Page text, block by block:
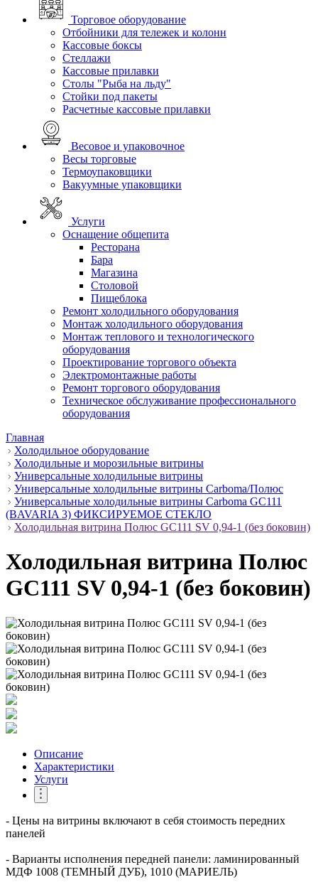
Торговое оборудование
Отбойники для тележек и колонн
Кассовые боксы
Стеллажи
Кассовые прилавки
Столы "Рыба на льду"
Стойки под пакеты
Расчетные кассовые прилавки
Весовое и упаковочное
Весы торговые
Термоупаковщики
Вакуумные упаковщики
Услуги
Оснащение общепита
Ресторана
Бара
Магазина
Столовой
Пищеблока
Ремонт холодильного оборудования
Монтаж холодильного оборудования
Монтаж теплового и технологического
оборудования
Проектирование торгового объекта
Электромонтажные работы
Ремонт торгового оборудования
Техническое обслуживание профессионального
оборудования
Главная
Холодильное оборудование
Холодильные и морозильные витрины
Универсальные холодильные витрины
Универсальные холодильные витрины Carboma/Полюс
Универсальные холодильные витрины Carboma GC111
(BAVARIA 3) ФИКСИРУЕМОЕ СТЕКЛО
Холодильная витрина Полюс GC111 SV 0,94-1 (без боковин)
Холодильная витрина Полюс
GC111 SV 0,94-1 (без боковин)
Описание
Характеристики
Услуги
- Цены на витрины включают в себя стоимость передних
панелей
- Варианты исполнения передней панели: ламинированный
МДФ 1008 (ТЕМНЫЙ ДУБ), 1010 (МАРИЕЛЬ)